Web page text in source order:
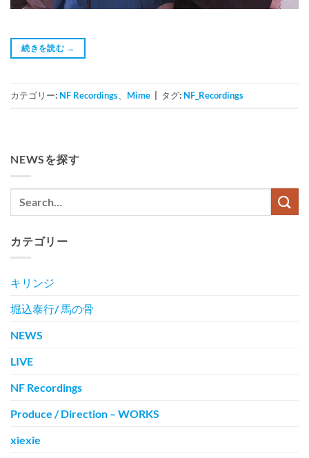
続きを読む →
カテゴリー: NF Recordings、 Mime タグ: NF_Recordings
NEWSを探す
カテゴリー
キリンジ
堀込泰行/ 馬の骨
NEWS
LIVE
NF Recordings
Produce / Direction – WORKS
xiexie